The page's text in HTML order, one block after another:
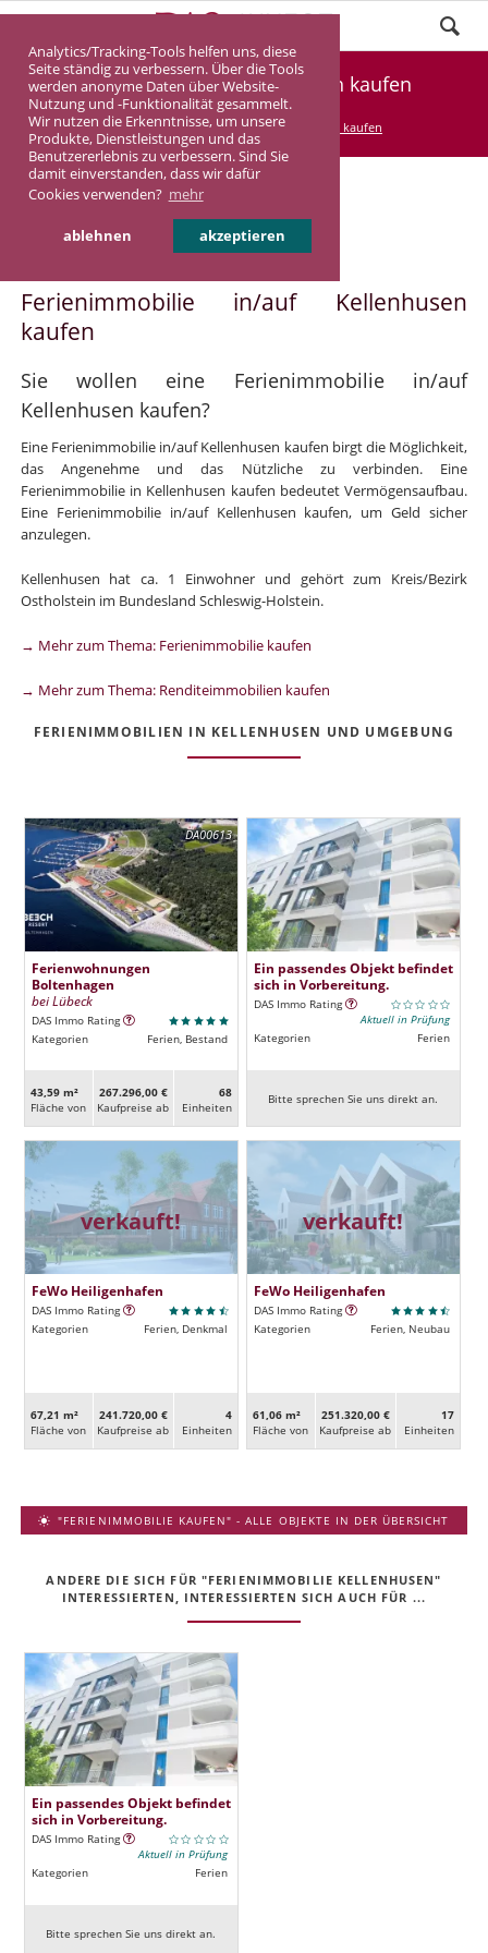
Analytics/Tracking-Tools helfen uns, diese
Seite ständig zu verbessern. Über die Tools
werden anonyme Daten über Website-
Nutzung und -Funktionalität gesammelt.
Wir nutzen die Erkenntnisse, um unsere
Produkte, Dienstleistungen und das
Benutzererlebnis zu verbessern. Sind Sie
damit einverstanden, dass wir dafür
Cookies verwenden? mehr
ablehnen akzeptieren
Ferienimmobilie Kellenhusen kaufen
DASINVEST Service Ferienimmobilie kaufen
Ferienimmobilie in/auf
Kellenhusen
Ferienimmobilie in/auf Kellenhusen
kaufen
Sie wollen eine Ferienimmobilie in/auf
Kellenhusen kaufen?
Eine Ferienimmobilie in/auf Kellenhusen kaufen birgt die Möglichkeit,
das Angenehme und das Nützliche zu verbinden. Eine
Ferienimmobilie in Kellenhusen kaufen bedeutet Vermögensaufbau.
Eine Ferienimmobilie in/auf Kellenhusen kaufen, um Geld sicher
anzulegen.
Kellenhusen hat ca. 1 Einwohner und gehört zum Kreis/Bezirk
Ostholstein im Bundesland Schleswig-Holstein.
→ Mehr zum Thema: Ferienimmobilie kaufen
→ Mehr zum Thema: Renditeimmobilien kaufen
FERIENIMMOBILIEN IN KELLENHUSEN UND UMGEBUNG
DA00613
Ferienwohnungen
Boltenhagen
bei Lübeck
DAS Immo Rating
Kategorien
Ferien, Bestand
43,59 m²
Fläche von
267.296,00 €
Kaufpreise ab
68
Ein­heiten
Ein passendes Objekt befindet
sich in Vorbereitung.
DAS Immo Rating
Aktuell in Prüfung
Kategorien
Ferien
Bitte sprechen Sie uns direkt an.
verkauft!
FeWo Heiligenhafen
DAS Immo Rating
Kategorien
Ferien, Denkmal
67,21 m²
Fläche von
241.720,00 €
Kaufpreise ab
4
Ein­heiten
verkauft!
FeWo Heiligenhafen
DAS Immo Rating
Kategorien
Ferien, Neubau
61,06 m²
Fläche von
251.320,00 €
Kaufpreise ab
17
Ein­heiten
"FERIENIMMOBILIE KAUFEN" - ALLE OBJEKTE IN DER ÜBERSICHT
ANDERE DIE SICH FÜR "FERIENIMMOBILIE KELLENHUSEN"
INTERESSIERTEN, INTERESSIERTEN SICH AUCH FÜR ...
Ein passendes Objekt befindet
sich in Vorbereitung.
DAS Immo Rating
Aktuell in Prüfung
Kategorien
Ferien
Bitte sprechen Sie uns direkt an.